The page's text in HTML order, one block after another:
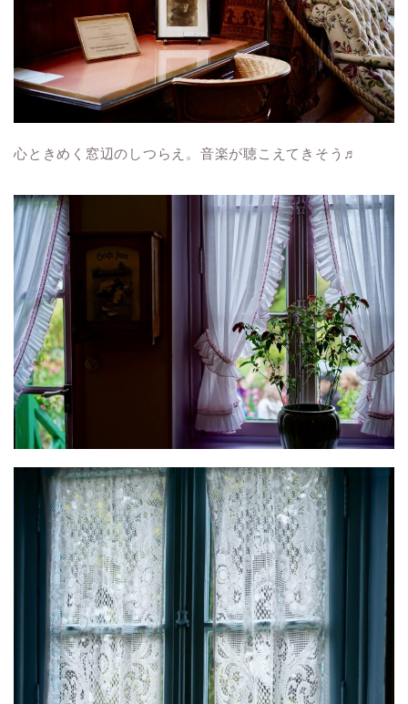
心ときめく窓辺のしつらえ。音楽が聴こえてきそう♬